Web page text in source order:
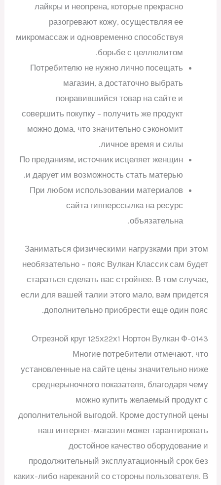
лайкры и неопрена, которые прекрасно
разогревают кожу, осуществляя ее
микромассаж и одновременно способствуя
борьбе с целлюлитом.
Потребителю не нужно лично посещать
магазин, а достаточно выбрать
понравившийся товар на сайте и
совершить покупку – получить же продукт
можно дома, что значительно сэкономит
личное время и силы.
По преданиям, источник исцеляет женщин
и дарует им возможность стать матерью.
При любом использовании материалов
сайта гипперссылка на ресурс
объязательна.
Заниматься физическими нагрузками при этом
необязательно – пояс Вулкан Классик сам будет
стараться сделать вас стройнее. В том случае,
если для вашей талии этого мало, вам придется
дополнительно приобрести еще один пояс.
Отрезной круг 125х22х1 Нортон Вулкан Ф-0143
Многие потребители отмечают, что
установленные на сайте цены значительно ниже
среднерыночного показателя, благодаря чему
можно купить желаемый продукт с
дополнительной выгодой. Кроме доступной цены
наш интернет-магазин может гарантировать
достойное качество оборудование и
продолжительный эксплуатационный срок без
каких-либо нареканий со стороны пользователя. В